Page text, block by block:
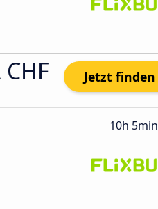
Jetzt finden
10h 5min